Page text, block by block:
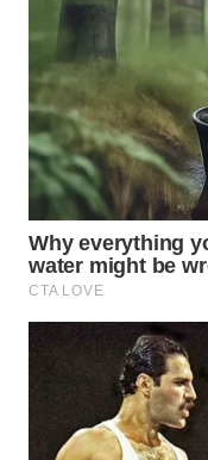
ADVOKAT
WAHANA
INFRASTRUKTUR
WAHANA
KONSUMEN
WAHANA
LISTRIK
TRAVEL
WAHANA
TV